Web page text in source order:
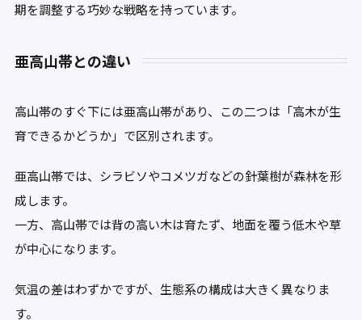
期を調整する巧妙な戦略を持っています。
亜高山帯との違い
高山帯のすぐ下には亜高山帯があり、この二つは「高木が生
育できるかどうか」で区別されます。
亜高山帯では、シラビソやコメツガなどの針葉樹が森林を形
成します。
一方、高山帯では背の高い木は育たず、地面を覆う低木や草
が中心になります。
気温の差はわずかですが、生態系の構成は大きく異なりま
す。